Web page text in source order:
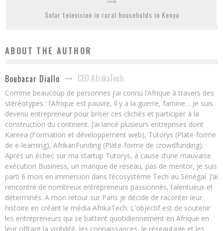
Solar television in rural households in Kenya
ABOUT THE AUTHOR
Boubacar Diallo CEO AfrikaTech
Comme beaucoup de personnes j’ai connu l’Afrique à travers des
stéréotypes : l’Afrique est pauvre, il y a la guerre, famine… Je suis
devenu entrepreneur pour briser ces clichés et participer à la
construction du continent. J’ai lancé plusieurs entreprises dont
Kareea (Formation et développement web), Tutorys (Plate-forme
de e-learning), AfrikanFunding (Plate-forme de crowdfunding).
Après un échec sur ma startup Tutorys, à cause d’une mauvaise
exécution Business, un manque de réseau, pas de mentor, je suis
parti 6 mois en immersion dans l’écosystème Tech au Sénégal. J’ai
rencontré de nombreux entrepreneurs passionnés, talentueux et
déterminés. A mon retour sur Paris je décide de raconter leur
histoire en créant le média AfrikaTech. L'objectif est de soutenir
les entrepreneurs qui se battent quotidiennement en Afrique en
leur offrant la visibilité, les connaissances, le réseautage et les